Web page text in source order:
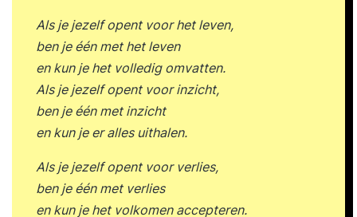
resultaat-, activiteiten- en gedragsdoelstellingen
in die situaties? Hoe ziet jouw gedrag als
succesfactor eruit? Passion - love. Waar hou ik
van? (drijfveren) Vision - create. Wat wil ik
creëren in de wereld? Mission - contribute. Wat
wil ik bijdragen? Ambition - achieve. Wat wil ik
Welk gedrag wil je meer inzetten, welk gedrag
minder, wat voor nieuw gedrag wil je tonen en
Als je jezelf opent voor het leven,
ben je één met het leven
en kun je het volledig omvatten.
Als je jezelf opent voor inzicht,
ben je één met inzicht
en kun je er alles uithalen.
Als je jezelf opent voor verlies,
ben je één met verlies
en kun je het volkomen accepteren.